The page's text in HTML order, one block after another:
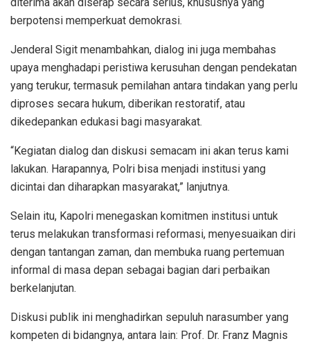
diterima akan diserap secara serius, khususnya yang
berpotensi memperkuat demokrasi.
Jenderal Sigit menambahkan, dialog ini juga membahas
upaya menghadapi peristiwa kerusuhan dengan pendekatan
yang terukur, termasuk pemilahan antara tindakan yang perlu
diproses secara hukum, diberikan restoratif, atau
dikedepankan edukasi bagi masyarakat.
“Kegiatan dialog dan diskusi semacam ini akan terus kami
lakukan. Harapannya, Polri bisa menjadi institusi yang
dicintai dan diharapkan masyarakat,” lanjutnya.
Selain itu, Kapolri menegaskan komitmen institusi untuk
terus melakukan transformasi reformasi, menyesuaikan diri
dengan tantangan zaman, dan membuka ruang pertemuan
informal di masa depan sebagai bagian dari perbaikan
berkelanjutan.
Diskusi publik ini menghadirkan sepuluh narasumber yang
kompeten di bidangnya, antara lain: Prof. Dr. Franz Magnis